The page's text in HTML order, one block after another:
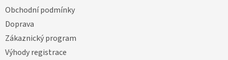
Obchodní podmínky
Doprava
Zákaznický program
Výhody registrace